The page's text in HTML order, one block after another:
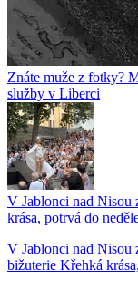
Znáte muže z fotky?
služby v Liberci
V Jablonci nad Nisou
krása, potrvá do
V Jablonci nad Nisou
bižuterie Křehká